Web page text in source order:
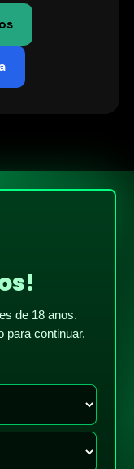
!
de 18 anos.
para continuar.